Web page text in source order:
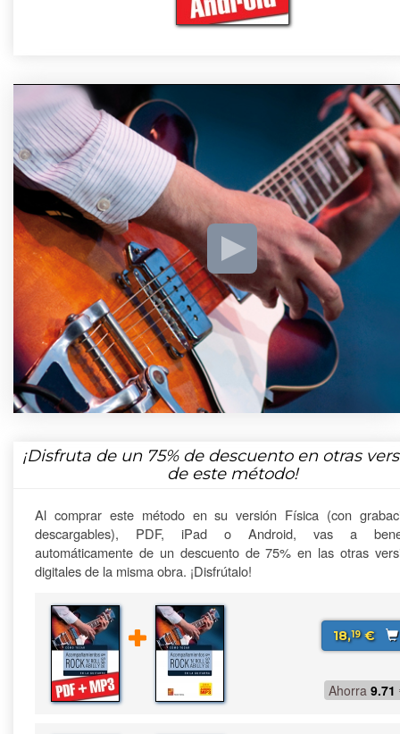
¡Disfruta de un 75%de descuento en otras
de este método!
Al comprar este método en su versión Física (con
descargables), PDF, iPad o Android, vas a
automáticamente de un descuento de 75% en las otras
digitales de la misma obra. ¡Disfrútalo!
18,19€
Ahorra 9.71